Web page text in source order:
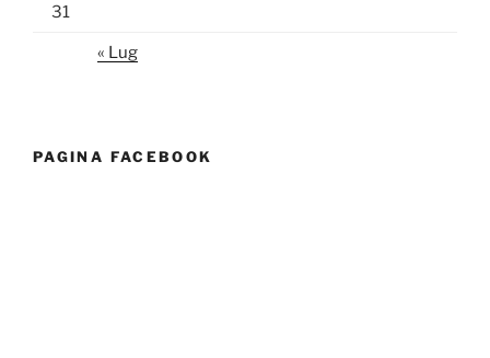
31
« Lug
PAGINA FACEBOOK